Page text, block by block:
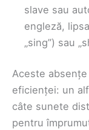
slave sau
engleză,
„sing”) sau
Aceste
eficienței: un
câte sunete
pentru